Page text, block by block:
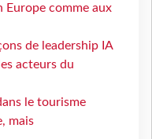
Europe comme aux
de leadership IA
acteurs du
le tourisme
mais